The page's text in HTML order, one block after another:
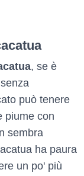
, se è
può tenere
piume con
sembra
ha paura
un po' più